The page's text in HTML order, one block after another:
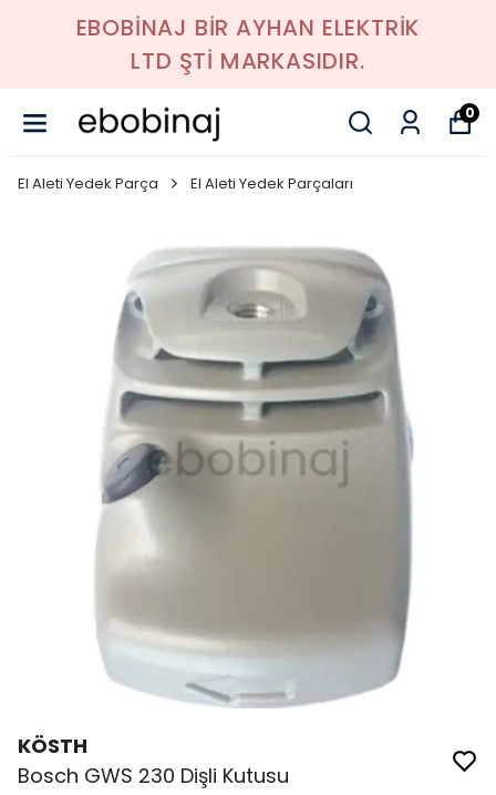
EBOBİNAJ BİR AYHAN ELEKTRİK
LTD ŞTİ MARKASIDIR.
0
El Aleti Yedek Parça El Aleti Yedek Parçaları
KÖSTH
Bosch GWS 230 Dişli Kutusu